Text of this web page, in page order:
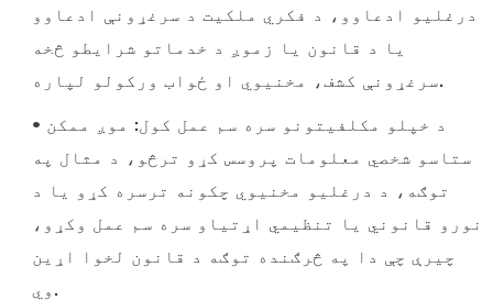
درغلیو ادعاوو، د فکري ملکیت د سرغړونې ادعاوو
یا د قانون یا زموږ د خدماتو شرایطو څخه
سرغړونې کشف، مخنیوي او ځواب ورکولو لپاره.
• د خپلو مکلفیتونو سره سم عمل کول: موږ ممکن
ستاسو شخصي معلومات پروسس کړو ترڅو، د مثال په
توګه، د درغلیو مخنیوي چکونه ترسره کړو یا د
نورو قانوني یا تنظیمي اړتیاو سره سم عمل وکړو،
چیرې چې دا په څرګنده توګه د قانون لخوا اړین
وي.